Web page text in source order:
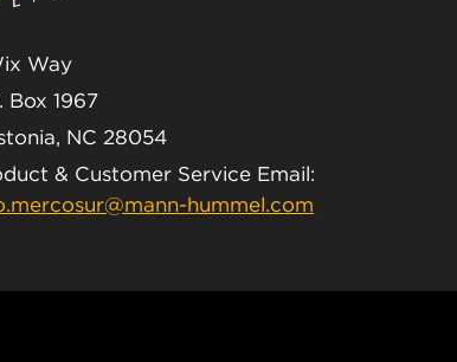
Way
Box 1967
NC 28054
& Customer Service Email:
hummel.com